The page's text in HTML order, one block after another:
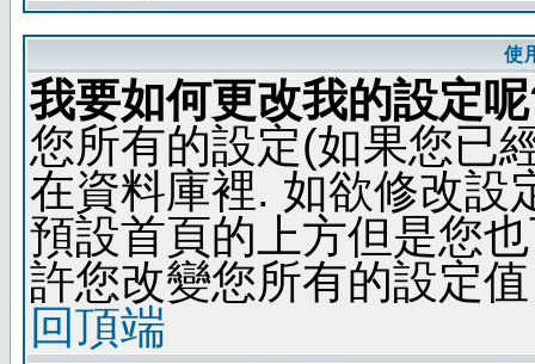
使
我要如何更改我的設定
您所有的設定(如果您已
在資料庫裡. 如欲修改設
預設首頁的上方但是您
許您改變您所有的設定值
回頂端